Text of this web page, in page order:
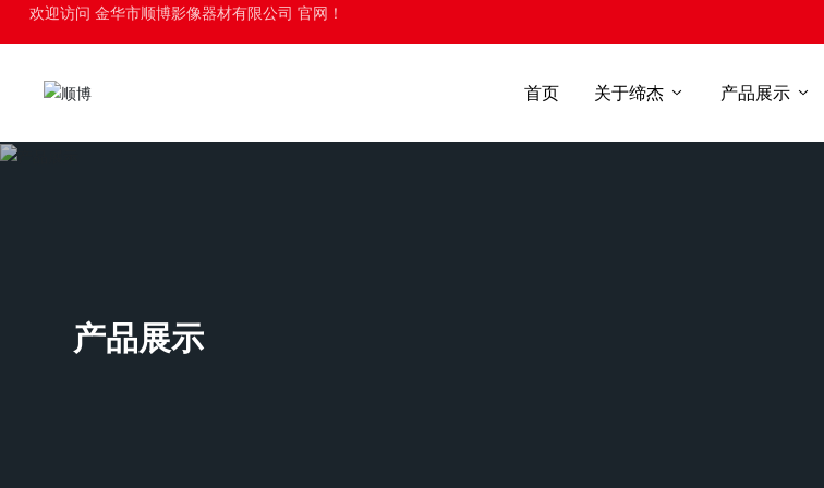
欢迎访问 金华市顺博影像器材有限公司 官网！
首页 关于缔杰 产品展示
产品展示